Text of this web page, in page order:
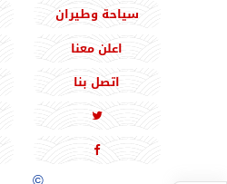
سياحة وطيران
اعلن معنا
اتصل بنا

